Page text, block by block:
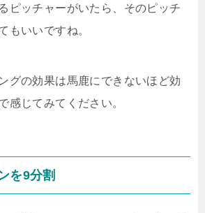
ピッチャーがいたら、そのピッチ
もいいですね。
グの効果は馬鹿にできないほど効
感じてみてください。
を9分割